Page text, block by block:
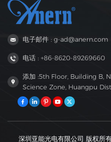
电子邮件 : g-ad@anern.com
电话 : +86-8620-89269660
添加 :5th Floor, Building B,
Science Zone, Huangpu
深圳亚能光电有限公司 版权所有